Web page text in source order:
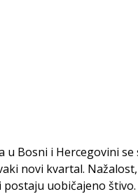
u Bosni i Hercegovini
novi kvartal.
postaju uobičajeno štivo.